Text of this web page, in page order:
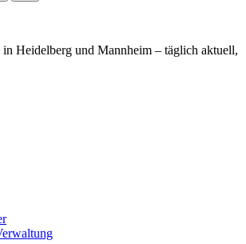
Heidelberg und Mannheim – täglich aktuell,